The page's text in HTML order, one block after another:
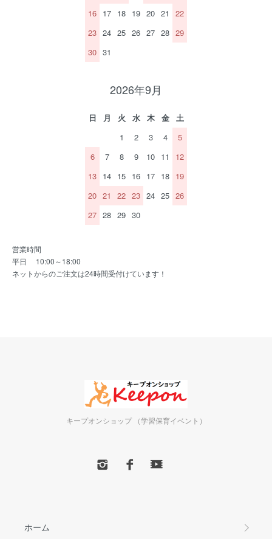
16 17 18 19 20 21
22
23 24 25 26 27 28 29
30 31
2026年9月
日 月 火 水 木 金
土
1
2 3 4
5
6
7 8 9 10 11
12
13 14 15 16 17 18 19
20 21 22 23 24 25 26
27 28 29 30
営業時間
平日 10:00～18:00
ネットからのご注文は24時間受付けています！
キープオンショップ （学習保育イベント）
ホーム